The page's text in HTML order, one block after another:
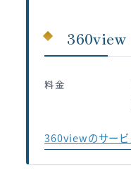
360view
料金
360viewのサー